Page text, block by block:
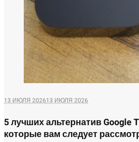
13 ИЮЛЯ 202613 ИЮЛЯ 2026
5 лучших альтернатив Google
которые вам следует